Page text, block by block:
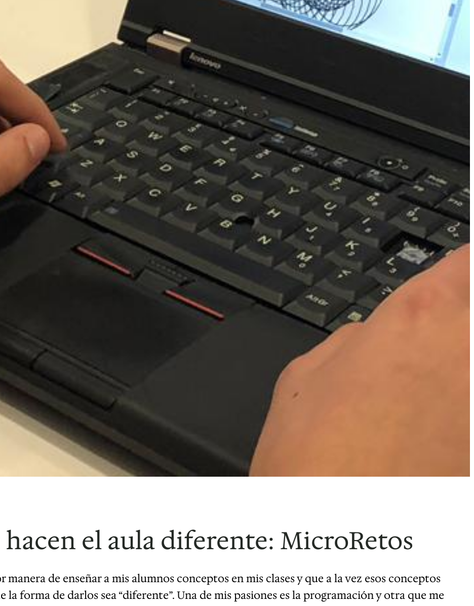
el aula diferente: MicroRetos
de enseñar a mis alumnos conceptos en mis clases y que a la vez esos conceptos
forma de darlos sea “diferente”. Una de mis pasiones es la programación y otra que me